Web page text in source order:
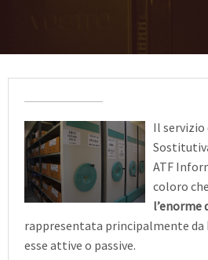
Il servizio
ATF
coloro
l’enorme
rappresentata principalmente da
esse attive o passive.